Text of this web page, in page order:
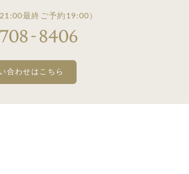
最終ご予約19:00）
合わせはこちら